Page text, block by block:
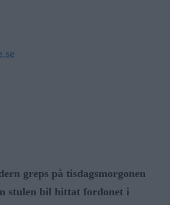
greps på tisdagsmorgonen
stulen bil hittat fordonet i